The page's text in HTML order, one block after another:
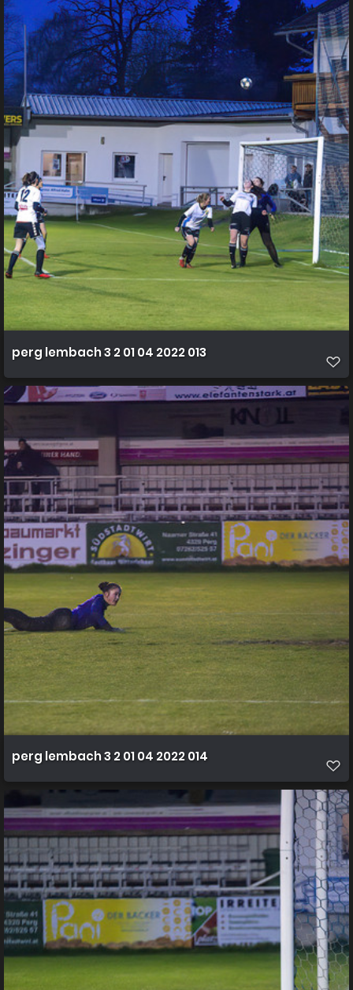
perg lembach 3 2 01 04 2022 013
perg lembach 3 2 01 04 2022 014